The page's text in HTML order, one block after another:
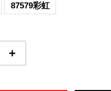
87579彩虹
+